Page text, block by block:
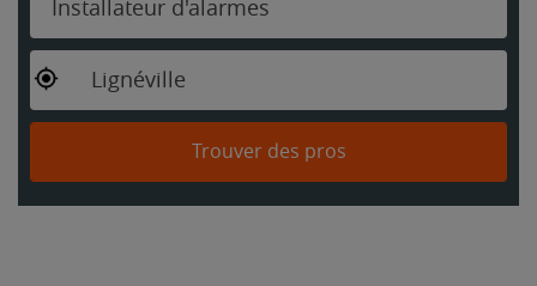
Installateur d'alarmes
Lignéville
Trouver des pros